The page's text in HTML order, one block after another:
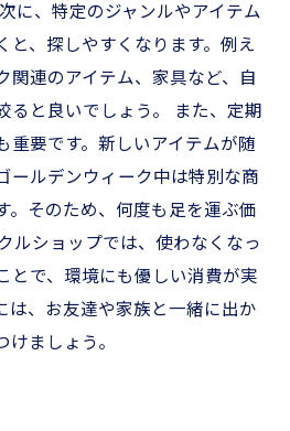
に、特定のジャンルやアイテム
と、探しやすくなります。例え
関連のアイテム、家具など、自
ると良いでしょう。 また、定期
重要です。新しいアイテムが随
ールデンウィーク中は特別な商
。そのため、何度も足を運ぶ価
ルショップでは、使わなくなっ
とで、環境にも優しい消費が実
は、お友達や家族と一緒に出か
ましょう。